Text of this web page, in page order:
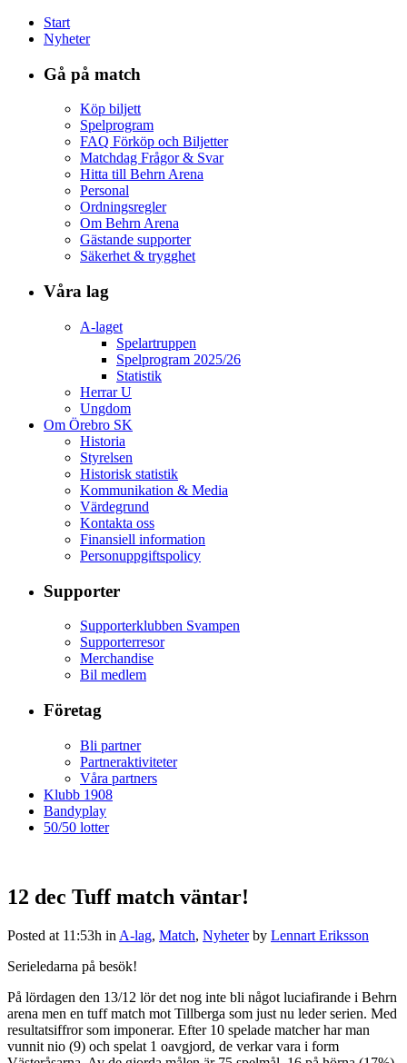
Start
Nyheter
Gå på match
Köp biljett
Spelprogram
FAQ Förköp och Biljetter
Matchdag Frågor & Svar
Hitta till Behrn Arena
Personal
Ordningsregler
Om Behrn Arena
Gästande supporter
Säkerhet & trygghet
Våra lag
A-laget
Spelartruppen
Spelprogram 2025/26
Statistik
Herrar U
Ungdom
Om Örebro SK
Historia
Styrelsen
Historisk statistik
Kommunikation & Media
Värdegrund
Kontakta oss
Finansiell information
Personuppgiftspolicy
Supporter
Supporterklubben Svampen
Supporterresor
Merchandise
Bil medlem
Företag
Bli partner
Partneraktiviteter
Våra partners
Klubb 1908
Bandyplay
50/50 lotter
12 dec Tuff match väntar!
Posted at 11:53h in A-lag, Match, Nyheter by Lennart Eriksson
Serieledarna på besök!
På lördagen den 13/12 lör det nog inte bli något luciafirande i Behrn
arena men en tuff match mot Tillberga som just nu leder serien. Med
resultatsiffror som imponerar. Efter 10 spelade matcher har man
vunnit nio (9) och spelat 1 oavgjord, de verkar vara i form